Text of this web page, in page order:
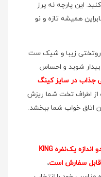
این پارچه نه پرز
همیشه تازه و نو
زیبا و شیک ست
بیدار شوید و احساس
جذاب در سایز کینگ
از اطراف تخت شما ریزش
اتاق خواب شما ببخشد.
در دو اندازه یک‌نفره KING
،